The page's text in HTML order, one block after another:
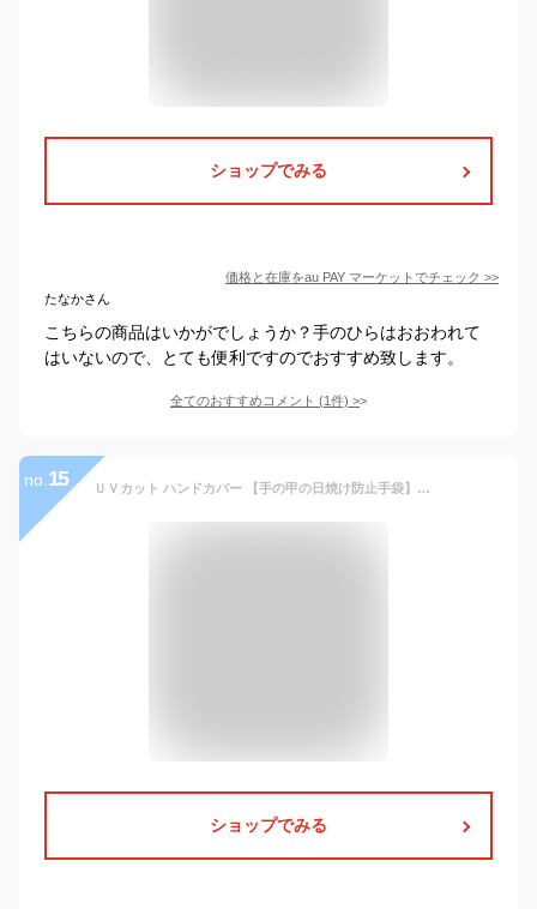
ショップでみる
価格と在庫をau PAY マーケット でチェック >>
たなかさん
こちらの商品はいかがでしょうか？手のひらはおおわれて
はいないので、とても便利ですのでおすすめ致します。
全てのおすすめコメント (1件) >
no. 15 ＵＶカット ハンドカバー 【手の甲の日焼け防止手袋】紫外線対策 メンズ(ブラックL)
ショップでみる